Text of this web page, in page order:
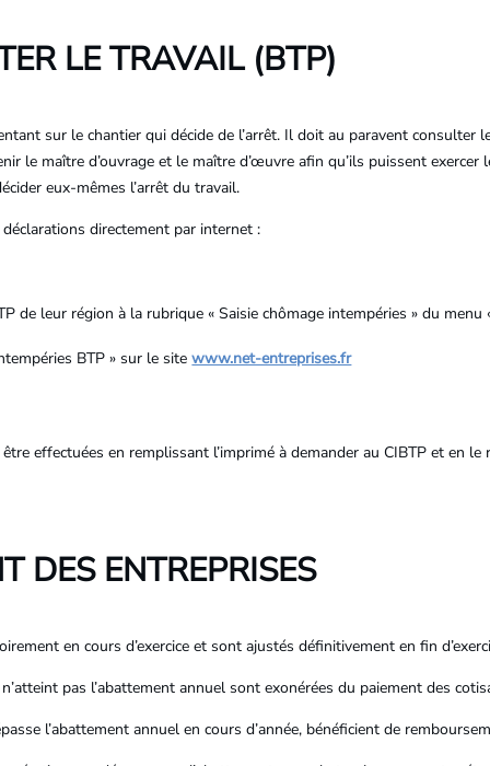
LE TRAVAIL (BTP)
sur le chantier qui décide de l’arrêt. Il doit au paravent
le maître d’ouvrage et le maître d’œuvre afin qu’ils puissent exercer
eux-mêmes l’arrêt du travail.
directement par internet :
de leur région à la rubrique « Saisie chômage intempéries » du
BTP » sur le sitewww.net-entreprises.fr
effectuées en remplissant l’imprimé à demander au CIBTP et en
DES ENTREPRISES
en cours d’exercice et sont ajustés définitivement en fin
pas l’abattement annuel sont exonérées du paiement des
l’abattement annuel en cours d’année, bénéficient de